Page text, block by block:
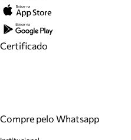
Certificado
Compre pelo Whatsapp